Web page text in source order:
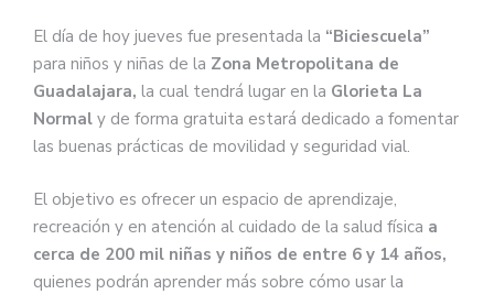
El día de hoy jueves fue presentada la “Biciescuela”
para niños y niñas de la Zona Metropolitana de
Guadalajara, la cual tendrá lugar en la Glorieta La
Normal y de forma gratuita estará dedicado a fomentar
las buenas prácticas de movilidad y seguridad vial.
El objetivo es ofrecer un espacio de aprendizaje,
recreación y en atención al cuidado de la salud física a
cerca de 200 mil niñas y niños de entre 6 y 14 años,
quienes podrán aprender más sobre cómo usar la